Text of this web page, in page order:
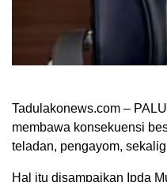
Tadulakonews.com –
membawa konsekuensi
teladan, pengayom,
Hal itu disampaikan Ipda